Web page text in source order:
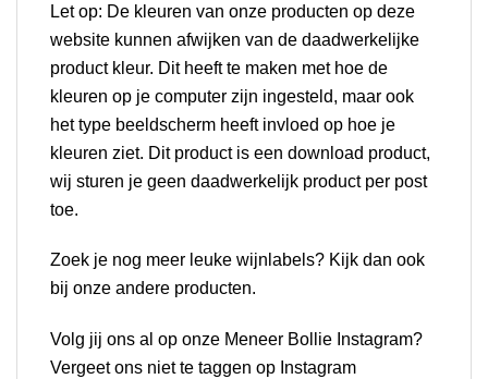
Let op: De kleuren van onze producten op deze
website kunnen afwijken van de daadwerkelijke
product kleur. Dit heeft te maken met hoe de
kleuren op je computer zijn ingesteld, maar ook
het type beeldscherm heeft invloed op hoe je
kleuren ziet. Dit product is een download product,
wij sturen je geen daadwerkelijk product per post
toe.
Zoek je nog meer leuke wijnlabels? Kijk dan ook
bij onze andere producten.
Volg jij ons al op onze Meneer Bollie Instagram?
Vergeet ons niet te taggen op Instagram